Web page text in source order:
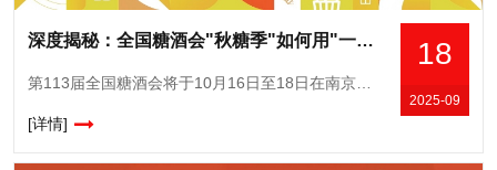
18
2025-09
深度揭秘：全国糖酒会"秋糖季"如何用"一季"串联"三节"，实现展城一体化发展
[详情]